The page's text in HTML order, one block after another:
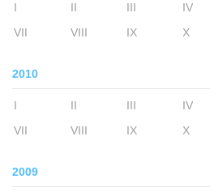
I II III IV
VII
VIII IX X
2010
I II III IV
VII
VIII IX X
2009